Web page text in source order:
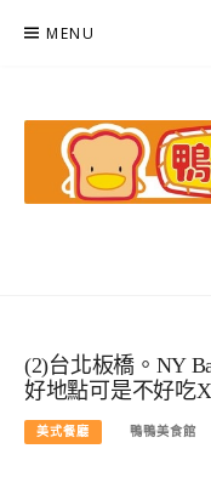
MENU
(2)台北板橋。NY
好地點可是不好吃
美式餐廳 鴨鴨美食館